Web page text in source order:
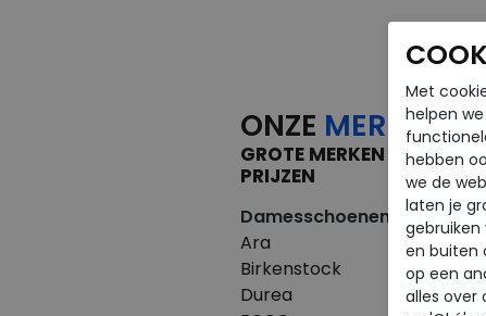
ONZE MERKEN
GROTE MERKEN VOOR
PRIJZEN
Damesschoenen
Ara
Birkenstock
Durea
Australian
Clarks
Met
helpen
hebben
we de
laten je
en buiten
op een
alles over